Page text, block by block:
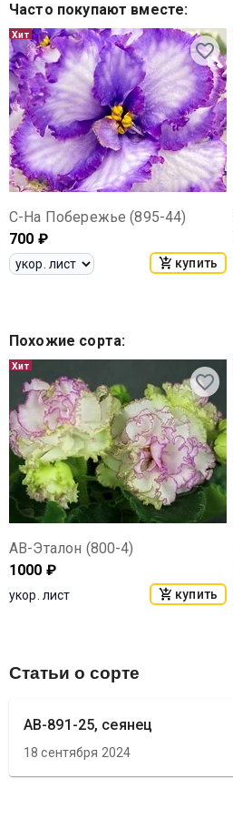
Часто покупают вместе:
Хит
С-На Побережье (895-44)
700 ₽
купить
Похожие сорта:
Хит
АВ-Эталон (800-4)
1000 ₽
укор. лист купить
Статьи о сорте
АВ-891-25, сеянец
18 сентября 2024